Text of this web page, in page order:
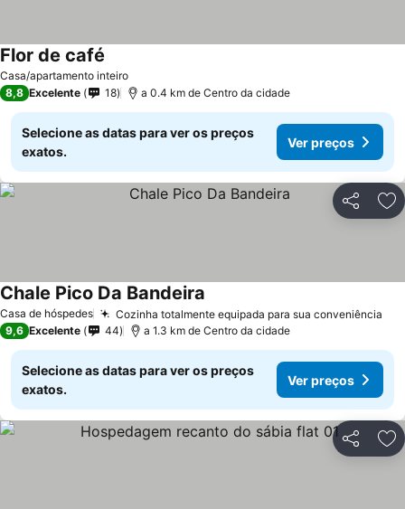
Casa/apartamento inteiro
Flor de café
8,8 Excelente 18 a 0.4 km de Centro da cidade
Selecione as datas para ver os preços
exatos.
Ver preços
Partilhar
Casa de hóspedes Cozinha totalmente equipada para sua conveniência
Chale Pico Da Bandeira
9,6 Excelente 44 a 1.3 km de Centro da cidade
Selecione as datas para ver os preços
exatos.
Ver preços
Partilhar